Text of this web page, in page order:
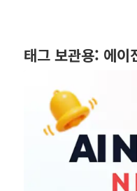
태그 보관용: 에이